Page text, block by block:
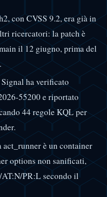
con CVSS 9.2, era già in
ricercatori: la patch è
il 12 giugno, prima del
ha verificato
55200 e riportato
44 regole KQL per
è un container
options non sanificati,
PR:L secondo il